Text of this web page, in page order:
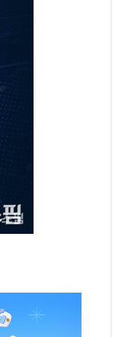
설 80주년…지역과 함께하는 '선
동해로 단거리 탄도미사일 1
술, 중남미 콜롬비아에 새 안
해상서 부유물 감긴 어선 구조
기지 누출, 백린 아닌 무해한
리업체서 불 2시간30여분만에